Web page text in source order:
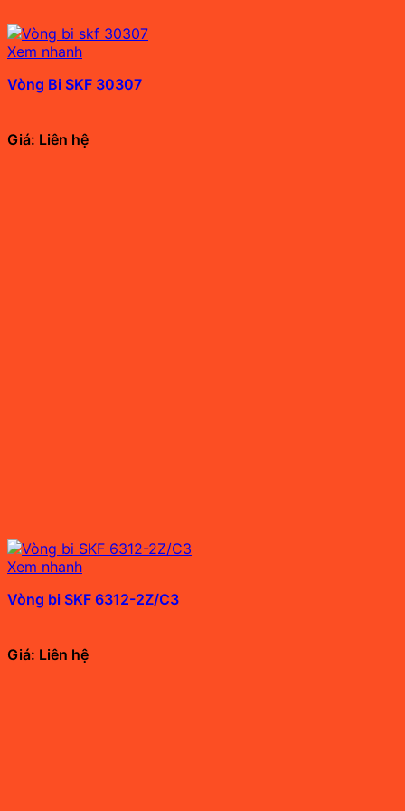
Xem nhanh
Vòng Bi SKF 30307
Giá: Liên hệ
Xem nhanh
Vòng bi SKF 6312-2Z/C3
Giá: Liên hệ